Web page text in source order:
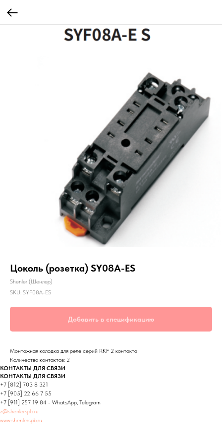
Цоколь (розетка) SY08A-ES
Shenler (Шенлер)
SKU: SYF08A-ES
Добавить в спецификацию
Монтажная колодка для реле серий RKF 2 контакта
Количество контактов: 2
КОНТАКТЫ ДЛЯ СВЯЗИ
КОНТАКТЫ ДЛЯ СВЯЗИ
+7 [812] 703 8 321
+7 [905] 22 66 7 55
+7 [911] 257 19 84 - WhatsApp, Telegram
z@shenlerspb.ru
www.shenlerspb.ru